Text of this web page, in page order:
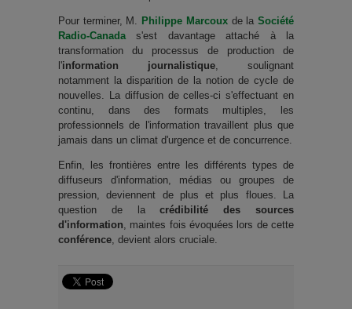
Pour terminer, M. Philippe Marcouxde laSociété
Radio-Canadas'est davantage attaché à la
transformation du processus de production de
l'information journalistique, soulignant
notamment la disparition de la notion de cycle de
nouvelles. La diffusion de celles-ci s'effectuant en
continu, dans des formats multiples, les
professionnels de l'information travaillent plus que
jamais dans un climat d'urgence et de concurrence.
Enfin, les frontières entre les différents types de
diffuseurs d'information, médias ou groupes de
pression, deviennent de plus et plus floues. La
question de lacrédibilité des sources
d'information, maintes fois évoquées lors de cette
conférence, devient alors cruciale.